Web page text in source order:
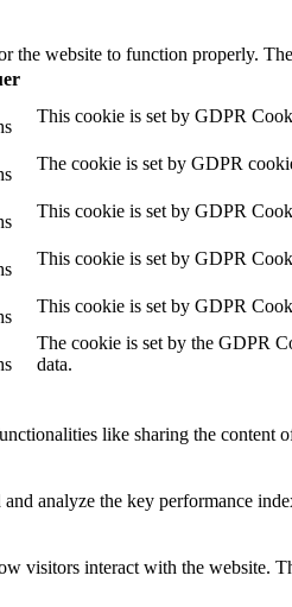
the website to function properly.
This cookie is set by GDPR
The cookie is set by GDPR
This cookie is set by GDPR
This cookie is set by GDPR
This cookie is set by GDPR
The cookie is set by the GDPR
data.
like sharing the content
analyze the key performance
visitors interact with the website.